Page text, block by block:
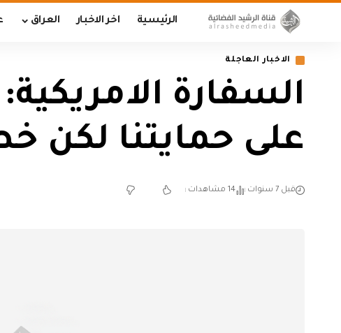
الرئيسية اخر الاخبار العراق
الاخبار العاجلة
السفارة
على حمايتنا لكن
قبل 7 سنوات 14 مشاهدات